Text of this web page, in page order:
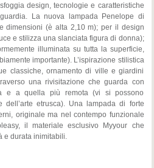
design, tecnologie e caratteristiche
La nuova lampada Penelope di
dimensioni (è alta 2,10 m); per il design
e stilizza una slanciata figura di donna);
illuminata su tutta la superficie,
importante). L’ispirazione stilistica
classiche, ornamento di ville e giardini
una rivisitazione che guarda con
e a quella più remota (vi si possono
dell’arte etrusca). Una lampada di forte
originale ma nel contempo funzionale
il materiale esclusivo Myyour che
e durata inimitabili.